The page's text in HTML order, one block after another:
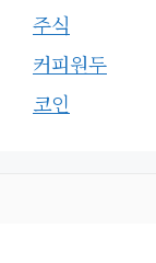
주식
커피원두
코인